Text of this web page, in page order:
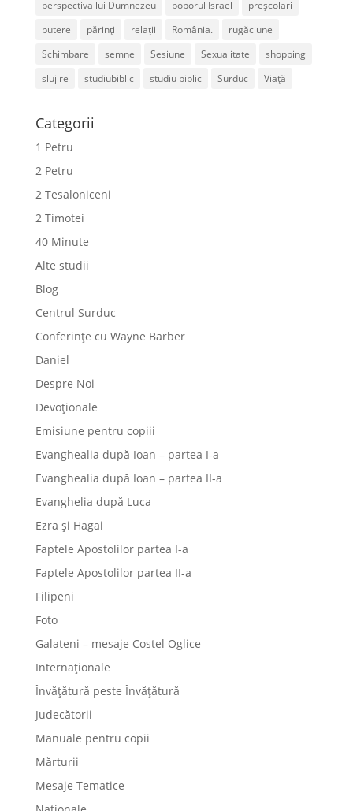
perspectiva lui Dumnezeu
poporul Israel
preșcolari
putere
părinți relații România.
rugăciune
Schimbare
semne Sesiune Sexualitate
shopping
slujire
studiubiblic studiu biblic Surduc Viață
Categorii
1 Petru
2 Petru
2 Tesaloniceni
2 Timotei
40 Minute
Alte studii
Blog
Centrul Surduc
Conferințe cu Wayne Barber
Daniel
Despre Noi
Devoționale
Emisiune pentru copiii
Evanghealia după Ioan – partea I-a
Evanghealia după Ioan – partea II-a
Evanghelia după Luca
Ezra și Hagai
Faptele Apostolilor partea I-a
Faptele Apostolilor partea II-a
Filipeni
Foto
Galateni – mesaje Costel Oglice
Internaționale
Învățătură peste Învățătură
Judecătorii
Manuale pentru copii
Mărturii
Mesaje Tematice